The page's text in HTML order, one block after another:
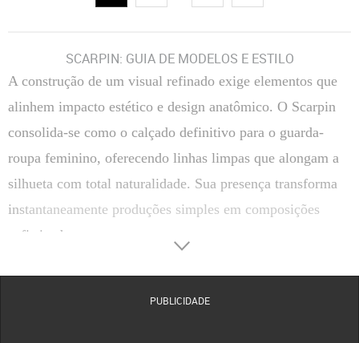
SCARPIN: GUIA DE MODELOS E ESTILO
A construção de um visual refinado exige elementos que
alinhem impacto estético e design anatômico. O Scarpin
consolida-se como o calçado definitivo para o guarda-
roupa feminino, oferecendo linhas limpas que alongam a
silhueta com total naturalidade. Sua presença transforma
instantaneamente produções simples em composições
sofisticadas.
PUBLICIDADE